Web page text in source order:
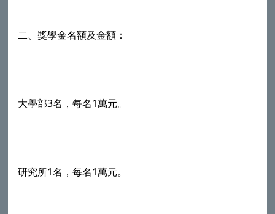
二、獎學金名額及金額：​
大學部3名，每名1萬元。
研究所1名，每名1萬元。